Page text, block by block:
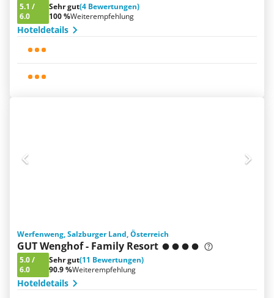
5.1 /
6.0
Sehr gut(4 Bewertungen)
100 %Weiterempfehlung
Hoteldetails
Werfenweng, Salzburger Land, Österreich
GUT Wenghof - Family Resort
5.0/
6.0
Sehr gut(11 Bewertungen)
90.9 %Weiterempfehlung
Hoteldetails